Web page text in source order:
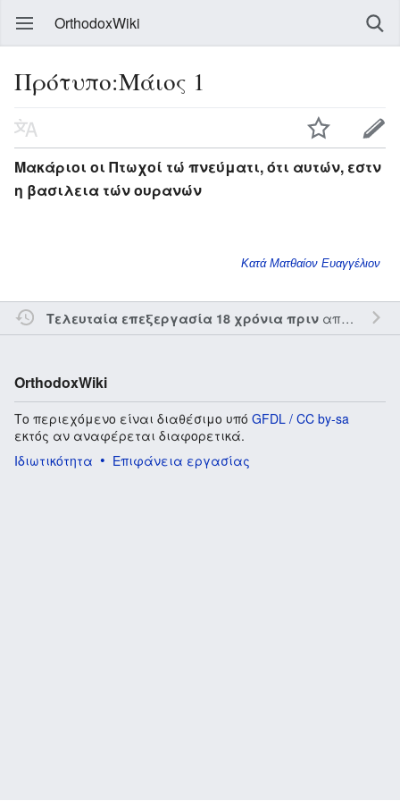
OrthodoxWiki
Πρότυπο:Μάιος 1
Μακάριοι οι Πτωχοί τώ πνεύματι, ότι αυτών, εστν
η βασιλεια τών ουρανών
Κατά Ματθαίον Ευαγγέλιον
Τελευταία επεξεργασία 18 χρόνια πριναπό τον την
OrthodoxWiki
Το περιεχόμενο είναι διαθέσιμο υπό GFDL / CC by-sa
εκτός αν αναφέρεται διαφορετικά.
Ιδιωτικότητα
Επιφάνεια εργασίας